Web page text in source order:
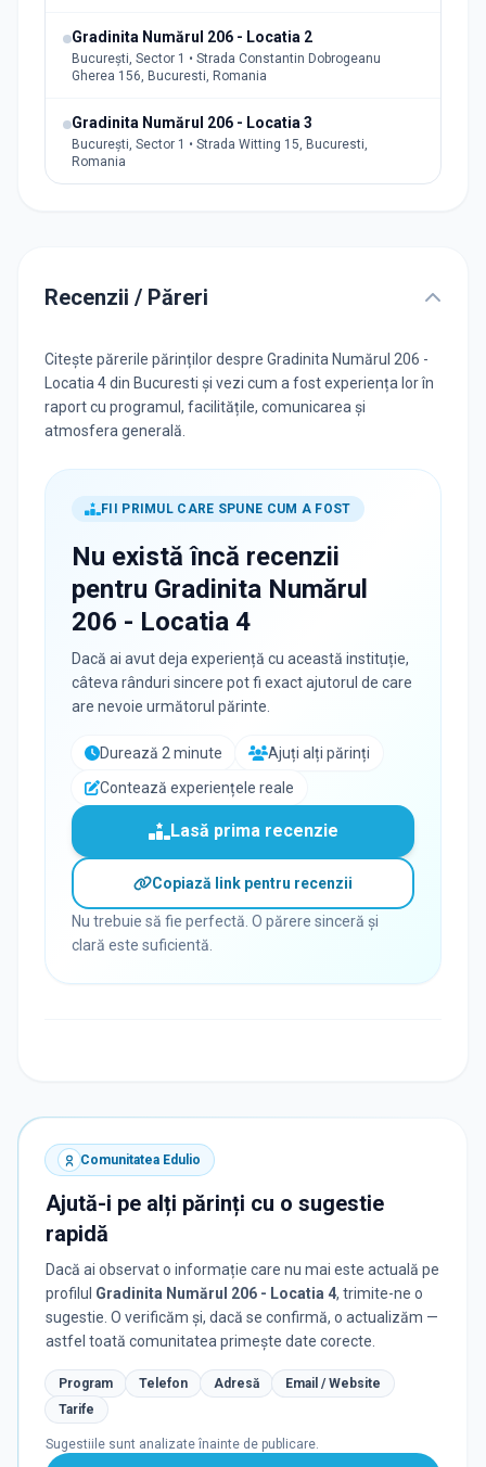
Gradinita Numărul 206 - Locatia 2
București, Sector 1 • Strada Constantin Dobrogeanu
Gherea 156, Bucuresti, Romania
Gradinita Numărul 206 - Locatia 3
București, Sector 1 • Strada Witting 15, Bucuresti,
Romania
Recenzii / Păreri
Citește părerile părinților despre Gradinita Numărul 206 -
Locatia 4 din Bucuresti și vezi cum a fost experiența lor în
raport cu programul, facilitățile, comunicarea și
atmosfera generală.
FII PRIMUL CARE SPUNE CUM A FOST
Nu există încă recenzii
pentru Gradinita Numărul
206 - Locatia 4
Dacă ai avut deja experiență cu această instituție,
câteva rânduri sincere pot fi exact ajutorul de care
are nevoie următorul părinte.
Durează 2 minute
Ajuți alți părinți
Contează experiențele reale
Lasă prima recenzie
Copiază link pentru recenzii
Nu trebuie să fie perfectă. O părere sinceră și
clară este suficientă.
Comunitatea Edulio
Ajută-i pe alți părinți cu o sugestie
rapidă
Dacă ai observat o informație care nu mai este actuală pe
profilul Gradinita Numărul 206 - Locatia 4, trimite-ne o
sugestie. O verificăm și, dacă se confirmă, o actualizăm —
astfel toată comunitatea primește date corecte.
Program Telefon Adresă
Email / Website
Tarife
Sugestiile sunt analizate înainte de publicare.